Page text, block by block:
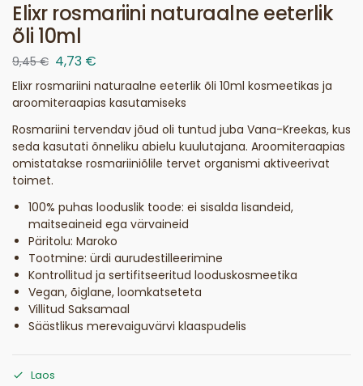
Elixr rosmariini naturaalne eeterlik
õli 10ml
9,45€ 4,73 €
Elixr rosmariini naturaalne eeterlik õli 10ml kosmeetikas ja
aroomiteraapias kasutamiseks
Rosmariini tervendav jõud oli tuntud juba Vana-Kreekas, kus
seda kasutati õnneliku abielu kuulutajana. Aroomiteraapias
omistatakse rosmariiniõlile tervet organismi aktiveerivat
toimet.
100% puhas looduslik toode: ei sisalda lisandeid,
maitseaineid ega värvaineid
Päritolu: Maroko
Tootmine: ürdi aurudestilleerimine
Kontrollitud ja sertifitseeritud looduskosmeetika
Vegan, õiglane, loomkatseteta
Villitud Saksamaal
Säästlikus merevaiguvärvi klaaspudelis
Laos